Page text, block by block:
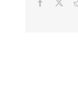
Facebook